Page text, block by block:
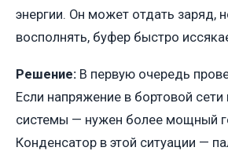
энергии. Он может отдать заряд,
восполнять, буфер быстро
Решение: В первую очередь
Если напряжение в бортовой
системы — нужен более мощный
Конденсатор в этой ситуации —